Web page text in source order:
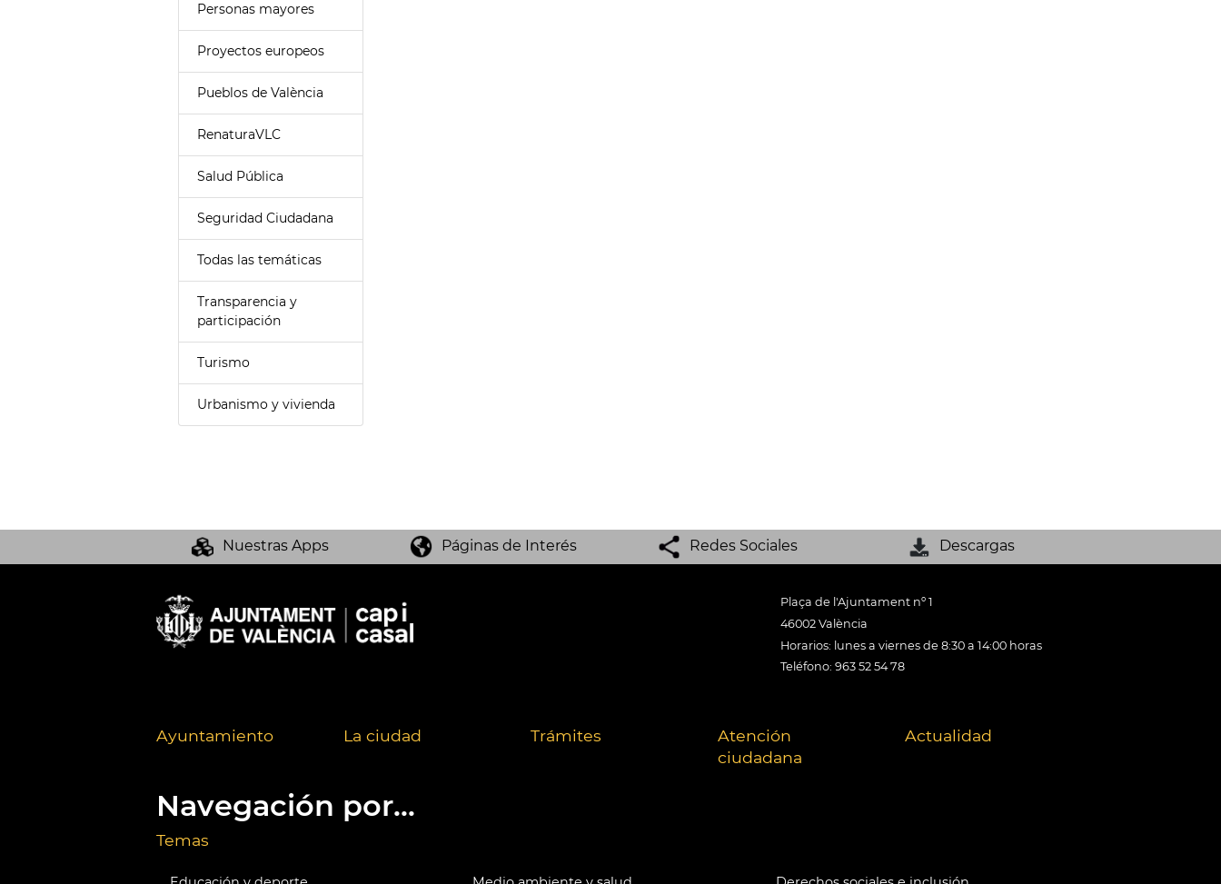
Personas mayores
Proyectos europeos
Pueblos de València
RenaturaVLC
Salud Pública
Seguridad Ciudadana
Todas las temáticas
Transparencia y
participación
Turismo
Urbanismo y vivienda
Nuestras Apps Páginas de Interés Redes Sociales Descargas
Plaça de l'Ajuntament nº 1
46002 València
Horarios: lunes a viernes de 8:30 a 14:00 horas
Teléfono: 963 52 54 78
Ayuntamiento La ciudad Trámites
Atención
ciudadana
Actualidad
Navegación por...
Temas